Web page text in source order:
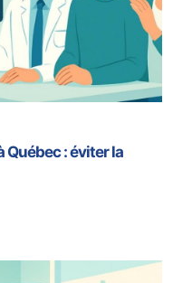
Québec : éviter la